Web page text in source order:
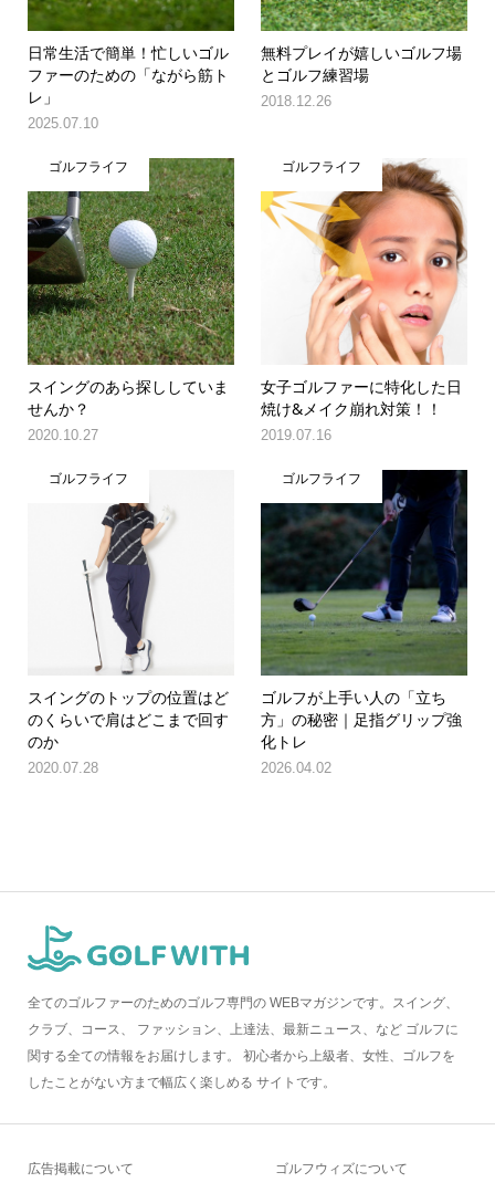
日常生活で簡単！忙しいゴル
ファーのための「ながら筋ト
レ」
2025.07.10
無料プレイが嬉しいゴルフ場
とゴルフ練習場
2018.12.26
ゴルフライフ
スイングのあら探ししていま
せんか？
2020.10.27
ゴルフライフ
女子ゴルファーに特化した日
焼け&メイク崩れ対策！！
2019.07.16
ゴルフライフ
スイングのトップの位置はど
のくらいで肩はどこまで回す
のか
2020.07.28
ゴルフライフ
ゴルフが上手い人の「立ち
方」の秘密｜足指グリップ強
化トレ
2026.04.02
全てのゴルファーのためのゴルフ専門の WEBマガジンです。スイング、
クラブ、コース、 ファッション、上達法、最新ニュース、など ゴルフに
関する全ての情報をお届けします。 初心者から上級者、女性、ゴルフを
したことがない方まで幅広く楽しめる サイトです。
広告掲載について ゴルフウィズについて